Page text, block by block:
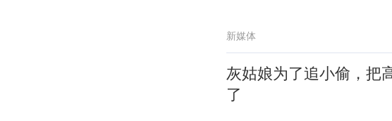
新媒体
灰姑娘为了追小偷，把
了